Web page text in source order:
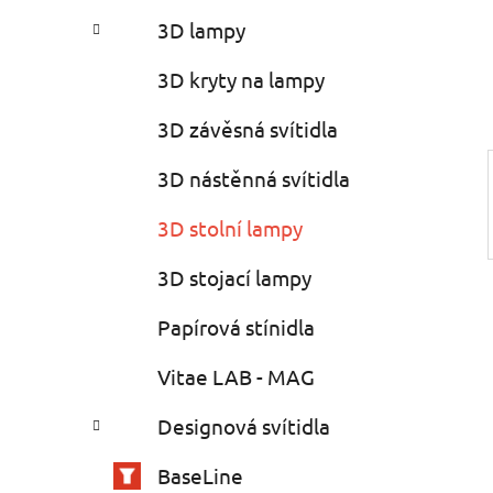
n
3D lampy
3D kryty na lampy
3D závěsná svítidla
3D nástěnná svítidla
3D stolní lampy
3D stojací lampy
Papírová stínidla
Vitae LAB - MAG
Designová svítidla
BaseLine